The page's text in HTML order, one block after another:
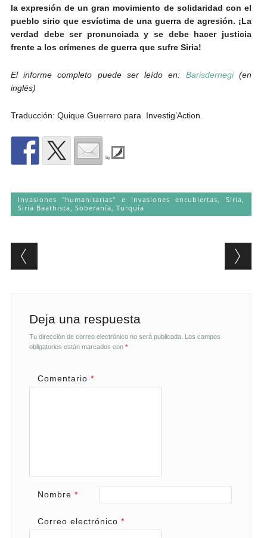
la expresión de un gran movimiento de solidaridad con el
pueblo sirio que esvíctima de una guerra de agresión. ¡La
verdad debe ser pronunciada y se debe hacer justicia
frente a los crímenes de guerra que sufre Siria!
El informe completo puede ser leído en: Barisdernegi(en
inglés)
Traducción: Quique Guerrero para Investig’Action
by
Invasiones "humanitarias" e invasiones encubiertas Siria
Siria Baathista Soberanía Turquía
Post navigation
Deja una respuesta
Tu dirección de correo electrónico no será publicada. Los campos
obligatorios están marcados con *
Comentario *
Nombre *
Correo electrónico *